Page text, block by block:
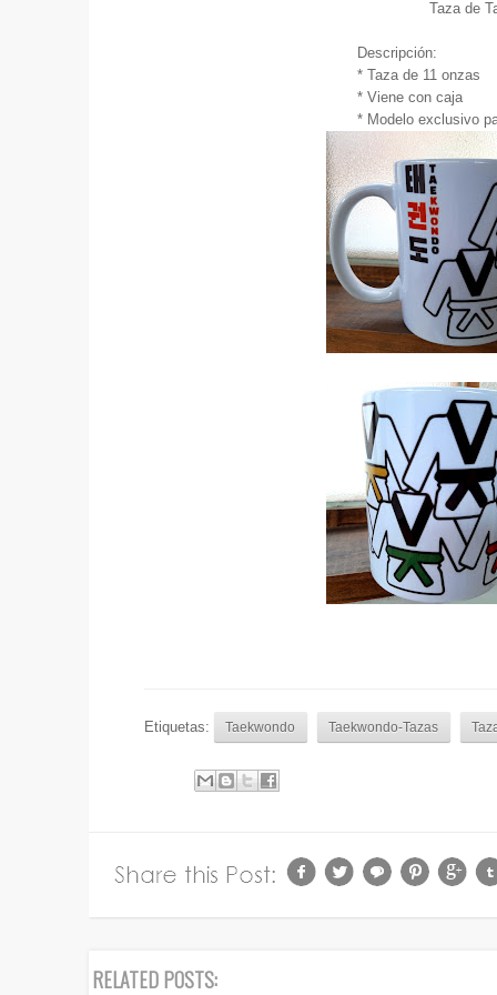
Taza de
Descripción:
* Taza de 11 onzas
* Viene con caja
* Modelo exclusivo
Etiquetas: Taekwondo Taekwondo-Tazas
RELATED POSTS: